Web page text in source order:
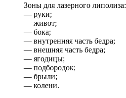
Зоны для лазерного липолиза:
— руки;
— живот;
— бока;
— внутренняя часть бедра;
— внешняя часть бедра;
— ягодицы;
— подбородок;
— брыли;
— колени.